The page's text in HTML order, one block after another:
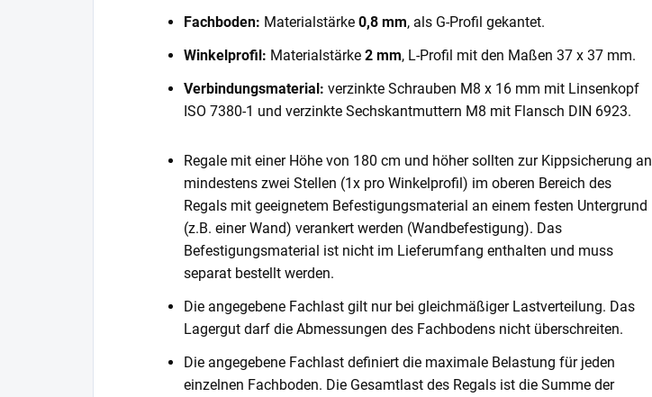
Fachboden: Materialstärke 0,8 mm, als G-Profil gekantet.
Winkelprofil: Materialstärke 2 mm, L-Profil mit den Maßen 37 x 37 mm.
Verbindungsmaterial: verzinkte Schrauben M8 x 16 mm mit Linsenkopf
ISO 7380-1 und verzinkte Sechskantmuttern M8 mit Flansch DIN 6923.
Regale mit einer Höhe von 180 cm und höher sollten zur Kippsicherung an
mindestens zwei Stellen (1x pro Winkelprofil) im oberen Bereich des
Regals mit geeignetem Befestigungsmaterial an einem festen Untergrund
(z.B. einer Wand) verankert werden (Wandbefestigung). Das
Befestigungsmaterial ist nicht im Lieferumfang enthalten und muss
separat bestellt werden.
Die angegebene Fachlast gilt nur bei gleichmäßiger Lastverteilung. Das
Lagergut darf die Abmessungen des Fachbodens nicht überschreiten.
Die angegebene Fachlast definiert die maximale Belastung für jeden
einzelnen Fachboden. Die Gesamtlast des Regals ist die Summe der